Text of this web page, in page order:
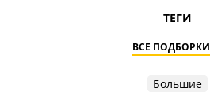
ТЕГИ
ВСЕ ПОДБОРКИ
Большие